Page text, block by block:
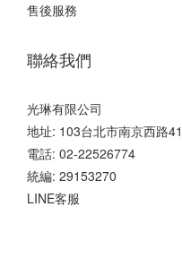
售後服務
聯絡我們
光琳有限公司
地址: 103台北市南京西路
電話: 02-22526774
統編: 29153270
LINE客服